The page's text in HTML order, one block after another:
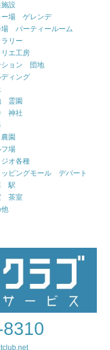
設
ー場 ゲレンデ
場 パーティールーム
リー
リエ工房
ション 団地
ディング
霊園
神社
園
場
ジオ各種
ッピングモール デパート
駅
茶室